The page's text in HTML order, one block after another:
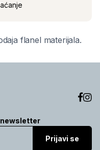
flanel materijala.
newsletter
Prijavi se